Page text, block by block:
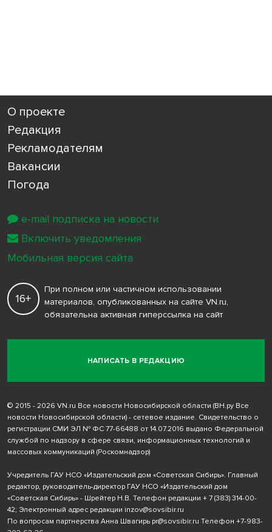
О проекте
Редакция
Рекламодателям
Вакансии
Погода
НАПИСАТЬ В РЕДАКЦИЮ
16+
При полном или частичном использовании
материалов, опубликованных на сайте VN.ru,
обязательна активная гиперссылка на сайт
© 2015 - 2026 VN.ru Все новости Новосибирской области (ВН.ру Все
новости Новосибирской области) - сетевое издание. Свидетельство о
регистрации СМИ ЭЛ № ФС 77-66488 от 14.07.2016 выдано Федеральной
службой по надзору в сфере связи, информационных технологий и
массовых коммуникаций (Роскомнадзор)
Учредитель ГАУ НСО «Издательский дом «Советская Сибирь». Главный
редактор, руководитель-директор ГАУ НСО «Издательский дом
«Советская Сибирь» - Шрейтер Н.В. Телефон редакции + 7 (383) 314-00-
42; Электронный адрес редакции inzov@sovsibir.ru
По вопросам партнерства Анна Швагирь pr@sovsibir.ru Телефон +7-983-
e-mail подписка на новости
Включить уведомления
Мобильная версия сайта